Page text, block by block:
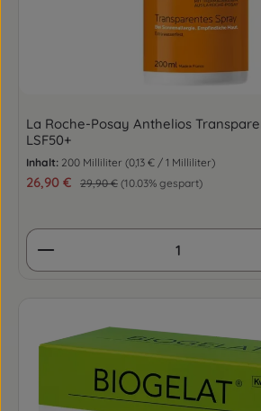
La Roche-Posay Anthelios
LSF50+
Inhalt: 200 Milliliter (0,13 € / 1 Milliliter)
Verkaufspreis:
26,90 € Regulärer Preis:
29,90 € (10.03% gespart)
Produkt Anzahl: Gib den